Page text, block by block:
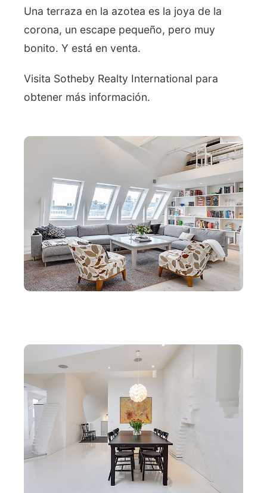
Una terraza en la azotea es la joya de la
corona, un escape pequeño, pero muy
bonito. Y está en venta.
Visita Sotheby Realty International para
obtener más información.